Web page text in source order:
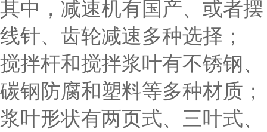
其中，减速机有国产、或者摆
线针、齿轮减速多种选择；
搅拌杆和搅拌浆叶有不锈钢、
碳钢防腐和塑料等多种材质；
浆叶形状有两页式、三叶式、